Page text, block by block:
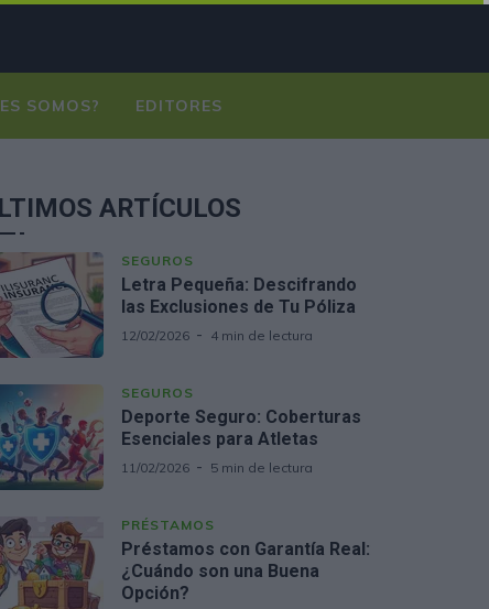
SOMOS? EDITORES
ARTÍCULOS
SEGUROS
Letra Pequeña: Descifrando
las Exclusiones de Tu Póliza
12/02/2026 4 min de lectura
SEGUROS
Deporte Seguro: Coberturas
Esenciales para Atletas
11/02/2026 5 min de lectura
PRÉSTAMOS
Préstamos con Garantía Real:
¿Cuándo son una Buena
Opción?